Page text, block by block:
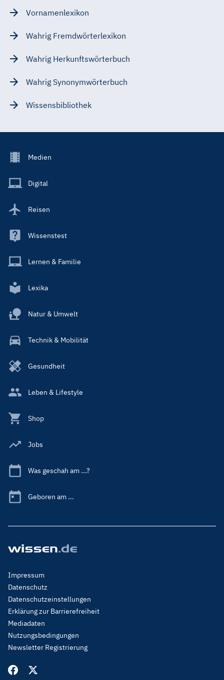
Vornamenlexikon
Wahrig Fremdwörterlexikon
Wahrig Herkunftswörterbuch
Wahrig Synonymwörterbuch
Wissensbibliothek
Footer
Main
Medien
Digital
Reisen
Wissenstest
Lernen & Familie
Lexika
Natur & Umwelt
Technik & Mobilität
Gesundheit
Leben & Lifestyle
Shop
Jobs
Was geschah am ...?
Geboren am ...
Footer
Menu
Legal
Impressum
Datenschutz
Datenschutzeinstellungen
Erklärung zur Barrierefreiheit
Mediadaten
Nutzungsbedingungen
Newsletter Registrierung